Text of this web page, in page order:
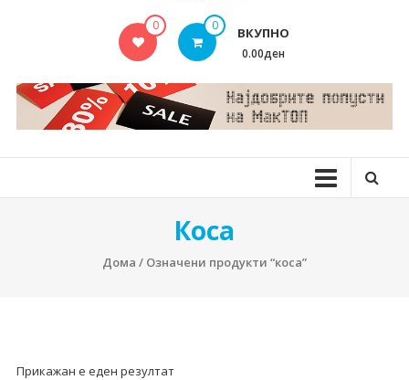
MAKTOP.MK
0 0 ВКУПНО
0.00ден
Коса
Дома / Означени продукти “коса”
Прикажан е еден резултат